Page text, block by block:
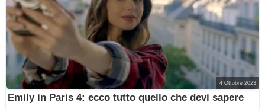
4 Ottobre 2023
Emily in Paris 4: ecco tutto quello che devi sapere